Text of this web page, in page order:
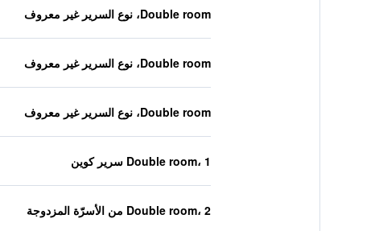
Double room، نوع السرير غير معروف
Double room، نوع السرير غير معروف
Double room، نوع السرير غير معروف
Double room، 1 سرير كوين
Double room، 2 من الأسرّة المزدوجة